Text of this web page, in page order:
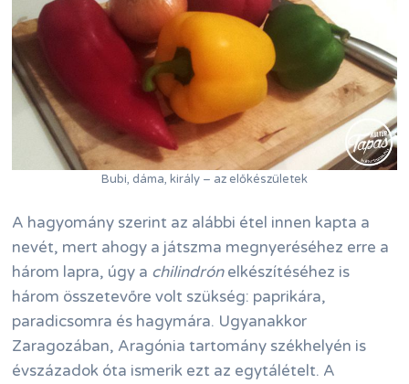
Bubi, dáma, király – az előkészületek
A hagyomány szerint az alábbi étel innen kapta a
nevét, mert ahogy a játszma megnyeréséhez erre a
három lapra, úgy a chilindrónelkészítéséhez is
három összetevőre volt szükség: paprikára,
paradicsomra és hagymára. Ugyanakkor
Zaragozában, Aragónia tartomány székhelyén is
évszázadok óta ismerik ezt az egytálételt. A